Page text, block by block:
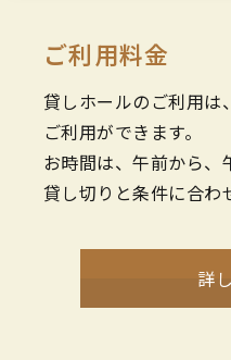
ご利用料金
貸しホールのご利用は
ご利用ができます。
お時間は、午前から、
貸し切りと条件に合わ
詳